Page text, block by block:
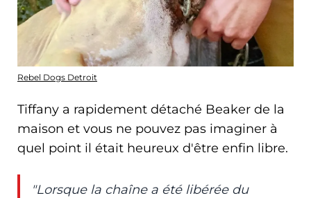
Rebel Dogs Detroit
Tiffany a rapidement détaché Beaker de la
maison et vous ne pouvez pas imaginer à
quel point il était heureux d'être enfin libre.
"Lorsque la chaîne a été libérée du